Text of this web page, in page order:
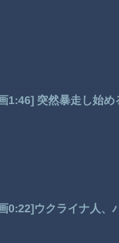
1:46] 突然暴走し始
0:22]ウクライナ人、